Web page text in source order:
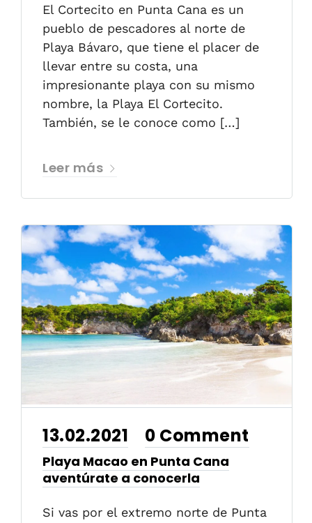
El Cortecito en Punta Cana es un
pueblo de pescadores al norte de
Playa Bávaro, que tiene el placer de
llevar entre su costa, una
impresionante playa con su mismo
nombre, la Playa El Cortecito.
También, se le conoce como […]
Leer más
13.02.2021 0 Comment
Playa Macao en Punta Cana
aventúrate a conocerla
Si vas por el extremo norte de Punta